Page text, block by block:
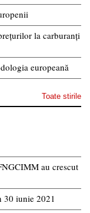
la carburanți
europeană
Toate stirile
au crescut
30 iunie 2021